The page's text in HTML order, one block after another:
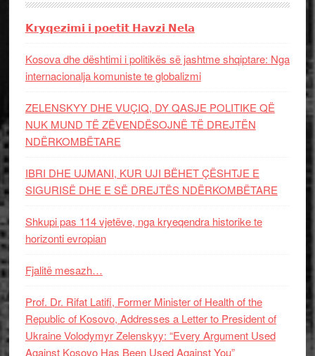
𝗞𝗿𝘆𝗾𝗲𝘇𝗶𝗺𝗶 𝗶 𝗽𝗼𝗲𝘁𝗶𝘁 𝗛𝗮𝘃𝘇𝗶 𝗡𝗲𝗹𝗮
Kosova dhe dështimi i politikës së jashtme shqiptare: Nga
internacionalja komuniste te globalizmi
ZELENSKYY DHE VUÇIQ, DY QASJE POLITIKE QË
NUK MUND TË ZËVENDËSOJNË TË DREJTËN
NDËRKOMBËTARE
IBRI DHE UJMANI, KUR UJI BËHET ÇËSHTJE E
SIGURISË DHE E SË DREJTËS NDËRKOMBËTARE
Shkupi pas 114 vjetëve, nga kryeqendra historike te
horizonti evropian
Fjalitë mesazh…
Prof. Dr. Rifat Latifi, Former Minister of Health of the
Republic of Kosovo, Addresses a Letter to President of
Ukraine Volodymyr Zelenskyy: “Every Argument Used
Against Kosovo Has Been Used Against You”